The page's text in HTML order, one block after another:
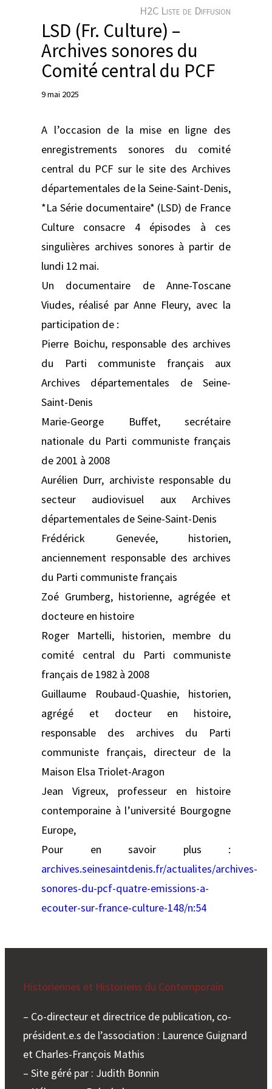
r
H2C Liste de Diffusion
LSD (Fr. Culture) –
Archives sonores du
Comité central du PCF
9 mai 2025
A l’occasion de la mise en ligne des
enregistrements sonores du comité
central du PCF sur le site des Archives
départementales de la Seine-Saint-Denis,
*La Série documentaire* (LSD) de France
Culture consacre 4 épisodes à ces
singulières archives sonores à partir de
lundi 12 mai.
Un documentaire de Anne-Toscane
Viudes, réalisé par Anne Fleury, avec la
participation de :
Pierre Boichu, responsable des archives
du Parti communiste français aux
Archives départementales de Seine-
Saint-Denis
Marie-George Buffet, secrétaire
nationale du Parti communiste français
de 2001 à 2008
Aurélien Durr, archiviste responsable du
secteur audiovisuel aux Archives
départementales de Seine-Saint-Denis
Frédérick Genevée, historien,
anciennement responsable des archives
du Parti communiste français
Zoé Grumberg, historienne, agrégée et
docteure en histoire
Roger Martelli, historien, membre du
comité central du Parti communiste
français de 1982 à 2008
Guillaume Roubaud-Quashie, historien,
agrégé et docteur en histoire,
responsable des archives du Parti
communiste français, directeur de la
Maison Elsa Triolet-Aragon
Jean Vigreux, professeur en histoire
contemporaine à l’université Bourgogne
Europe,
Pour en savoir plus :
archives.seinesaintdenis.fr/actualites/archives-
sonores-du-pcf-quatre-emissions-a-
ecouter-sur-france-culture-148/n:54
Historiennes et Historiens du Contemporain
– Co-directeur et directrice de publication, co-
président.e.s de l’association : Laurence Guignard
et Charles-François Mathis
– Site géré par : Judith Bonnin